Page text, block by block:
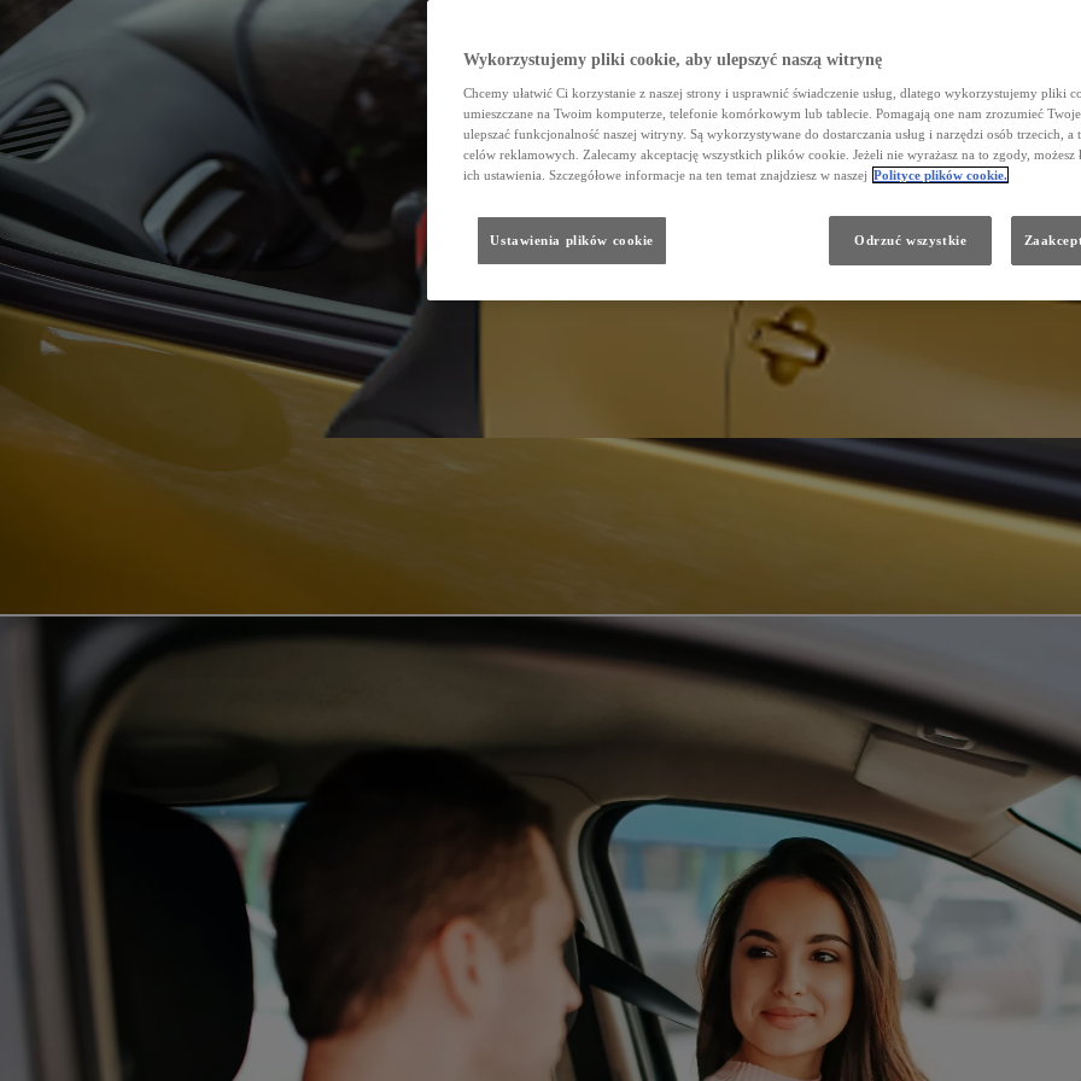
Wykorzystujemy pliki cookie, aby ulepszyć naszą witrynę
Chcemy ułatwić Ci korzystanie z naszej strony i usprawnić świadczenie usług, dlatego wykorzystujemy pliki
umieszczane na Twoim komputerze, telefonie komórkowym lub tablecie. Pomagają one nam zrozumieć
ulepszać funkcjonalność naszej witryny. Są wykorzystywane do dostarczania usług i narzędzi osób trzecich, a
celów reklamowych. Zalecamy akceptację wszystkich plików cookie. Jeżeli nie wyrażasz na to zgody, możesz
ich ustawienia. Szczegółowe informacje na ten temat znajdziesz w naszej Polityce plików cookie.
Ustawienia plików cookie Odrzuć wszystkie